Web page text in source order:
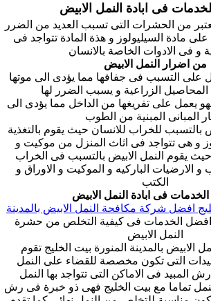
فى ابادة النمل الابيض
من الحشرات التى تسبب العديد من الضرر
مادة السيليولوز و هذة المادة تتواجد فى
و فى الادوات الخاصة بالانسان
من اضرار النمل الابيض
على التسبب فى جفافها مما يؤدى الى موتها
المحاصيل الزراعية و يسبب الضرر لها
فهو يعمل على تفريغها من الداخل مما يؤدى الى
المبانى المبنية من الطوب
بالتسبب للخراب للانسان حيث يقوم بالتغذية
و هى تتواجد فى اثاث المنزل من موكيت و
حيث يقوم النمل الابيض بالتسبب فى الخراب
و الارضيات الباركيه و الموكيت و الاوراق و
الكتب
فى ابادة النمل الابيض
افضل شركة مكافحة النمل الابيض بالمدينة
افضل الخدمات فى كيفية التخلص من حشرة
النمل الابيض
الابيض بالمدينة المنورة بيت الخليج تقوم
التى تكون مخصصة للقضاء على النمل
المبيد فى الاماكن التى تتواجد بها النمل
تماما مع بيت الخليج فهى ذو خبرة فى رش